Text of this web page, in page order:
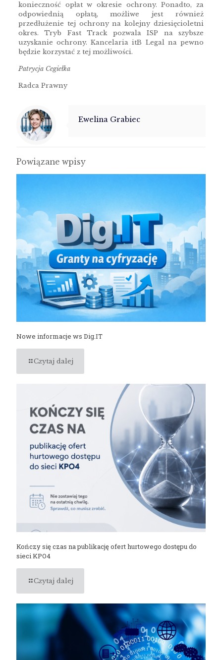
konieczność opłat w okresie ochrony. Ponadto, za
odpowiednią opłatą, możliwe jest również
przedłużenie tej ochrony na kolejny dziesięcioletni
okres. Tryb Fast Track pozwala ISP na szybsze
uzyskanie ochrony. Kancelaria itB Legal na pewno
będzie korzystać z tej możliwości.
Patrycja Cegiełka
Radca Prawny
Ewelina Grabiec
Powiązane wpisy
Nowe informacje ws Dig.IT
Czytaj dalej
Kończy się czas na publikację ofert hurtowego dostępu do
sieci KPO4
Czytaj dalej